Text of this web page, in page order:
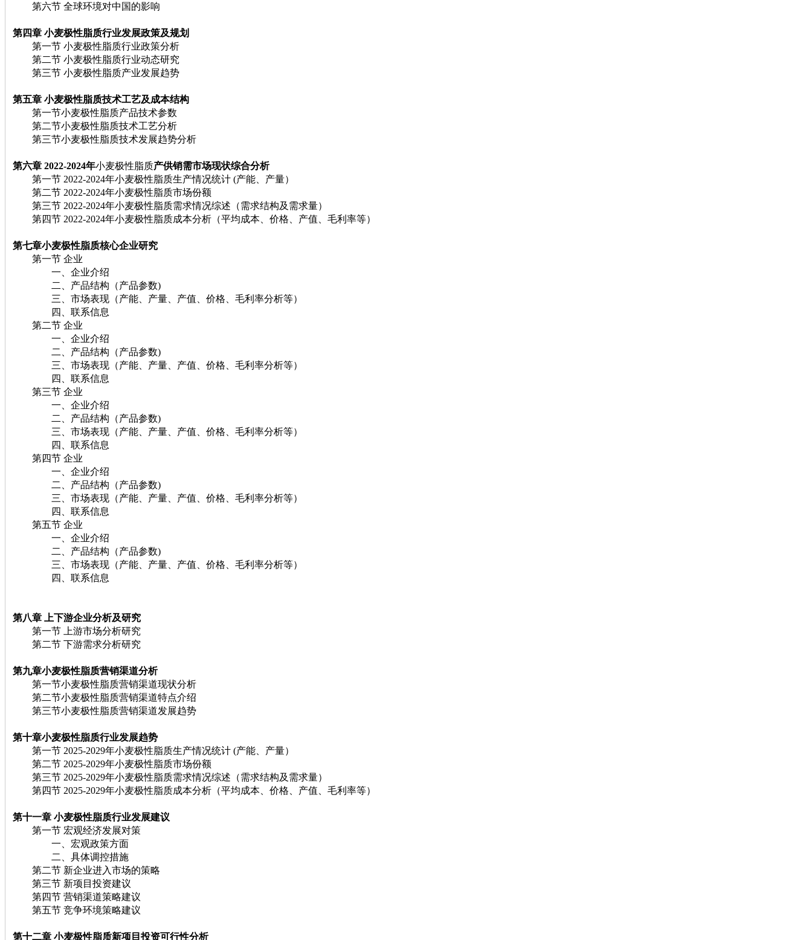
第六节 全球环境对中国的影响
第四章 小麦极性脂质行业发展政策及规划
第一节 小麦极性脂质行业政策分析
第二节 小麦极性脂质行业动态研究
第三节 小麦极性脂质产业发展趋势
第五章 小麦极性脂质技术工艺及成本结构
第一节小麦极性脂质产品技术参数
第二节小麦极性脂质技术工艺分析
第三节小麦极性脂质技术发展趋势分析
第六章 2022-2024年小麦极性脂质产供销需市场现状综合分析
第一节 2022-2024年小麦极性脂质生产情况统计 (产能、产量）
第二节 2022-2024年小麦极性脂质市场份额
第三节 2022-2024年小麦极性脂质需求情况综述（需求结构及需求量）
第四节 2022-2024年小麦极性脂质成本分析（平均成本、价格、产值、毛利率等）
第七章小麦极性脂质核心企业研究
第一节 企业
一、企业介绍
二、产品结构（产品参数)
三、市场表现（产能、产量、产值、价格、毛利率分析等）
四、联系信息
第二节 企业
一、企业介绍
二、产品结构（产品参数)
三、市场表现（产能、产量、产值、价格、毛利率分析等）
四、联系信息
第三节 企业
一、企业介绍
二、产品结构（产品参数)
三、市场表现（产能、产量、产值、价格、毛利率分析等）
四、联系信息
第四节 企业
一、企业介绍
二、产品结构（产品参数)
三、市场表现（产能、产量、产值、价格、毛利率分析等）
四、联系信息
第五节 企业
一、企业介绍
二、产品结构（产品参数)
三、市场表现（产能、产量、产值、价格、毛利率分析等）
四、联系信息
第八章
上下游企业分析及研究
第一节 上游市场分析研究
第二节 下游需求分析研究
第九章小麦极性脂质营销渠道分析
第一节小麦极性脂质营销渠道现状分析
第二节小麦极性脂质营销渠道特点介绍
第三节小麦极性脂质营销渠道发展趋势
第十章小麦极性脂质行业发展趋势
第一节 2025-2029年小麦极性脂质生产情况统计 (产能、产量）
第二节 2025-2029年小麦极性脂质市场份额
第三节 2025-2029年小麦极性脂质需求情况综述（需求结构及需求量）
第四节 2025-2029年小麦极性脂质成本分析（平均成本、价格、产值、毛利率等）
第十一章 小麦极性脂质行业发展建议
第一节 宏观经济发展对策
一、宏观政策方面
二、具体调控措施
第二节 新企业进入市场的策略
第三节 新项目投资建议
第四节 营销渠道策略建议
第五节 竞争环境策略建议
第十二章 小麦极性脂质新项目投资可行性分析